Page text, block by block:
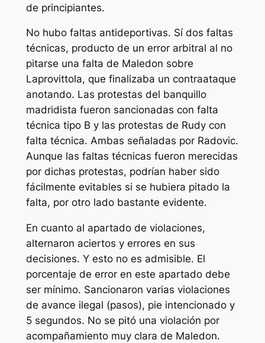
de principiantes.
No hubo faltas antideportivas. Sí dos faltas
técnicas, producto de un error arbitral al no
pitarse una falta de Maledon sobre
Laprovittola, que finalizaba un contraataque
anotando. Las protestas del banquillo
madridista fueron sancionadas con falta
técnica tipo B y las protestas de Rudy con
falta técnica. Ambas señaladas por Radovic.
Aunque las faltas técnicas fueron merecidas
por dichas protestas, podrían haber sido
fácilmente evitables si se hubiera pitado la
falta, por otro lado bastante evidente.
En cuanto al apartado de violaciones,
alternaron aciertos y errores en sus
decisiones. Y esto no es admisible. El
porcentaje de error en este apartado debe
ser mínimo. Sancionaron varias violaciones
de avance ilegal (pasos), pie intencionado y
5 segundos. No se pitó una violación por
acompañamiento muy clara de Maledon.